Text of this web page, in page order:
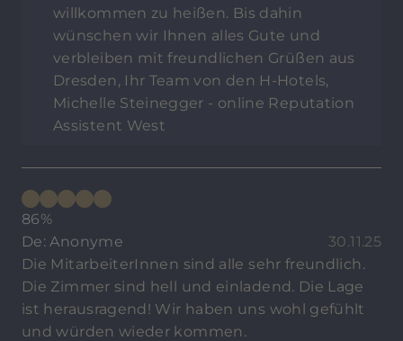
willkommen zu heißen. Bis dahin
wünschen wir Ihnen alles Gute und
verbleiben mit freundlichen Grüßen aus
Dresden, Ihr Team von den H-Hotels,
Michelle Steinegger - online Reputation
Assistent West
86%
De: Anonyme
30.11.25
Die MitarbeiterInnen sind alle sehr freundlich.
Die Zimmer sind hell und einladend. Die Lage
ist herausragend! Wir haben uns wohl gefühlt
und würden wieder kommen.